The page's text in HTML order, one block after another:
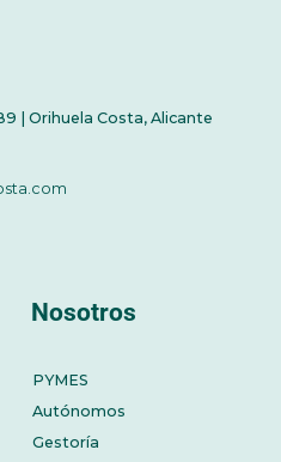
| Orihuela Costa, Alicante
Nosotros
PYMES
Autónomos
Gestoría